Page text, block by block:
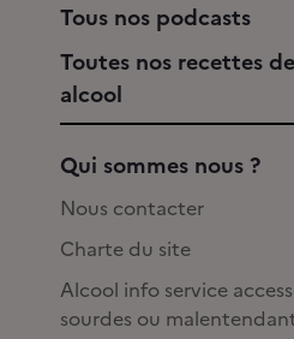
Tous nos podcasts
Toutes nos recettes
alcool
Qui sommes nous ?
Nous contacter
Charte du site
Alcool info service
sourdes ou